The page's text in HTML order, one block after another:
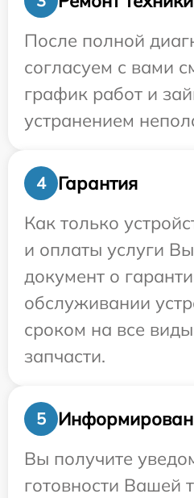
После полной
согласуем с вами
график работ и
устранением
4
Гарантия
Как только
и оплаты услуги
документ о
обслуживании
сроком на все
запчасти.
5
Вы получите
готовности Вашей